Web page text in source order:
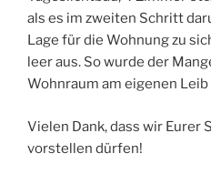
als es im zweiten Schritt
Lage für die Wohnung zu
leer aus. So wurde der
Wohnraum am eigenen Leib
Vielen Dank, dass wir Eurer
vorstellen dürfen!